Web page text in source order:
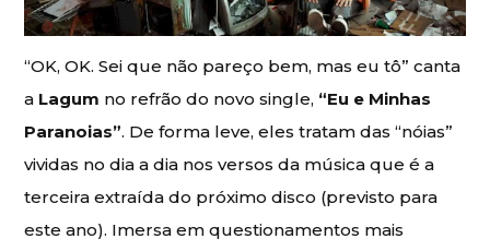
“OK, OK. Sei que não pareço bem, mas eu tô” canta
a Lagum no refrão do novo single, “Eu e Minhas
Paranoias”. De forma leve, eles tratam das “nóias”
vividas no dia a dia nos versos da música que é a
terceira extraída do próximo disco (previsto para
este ano). Imersa em questionamentos mais